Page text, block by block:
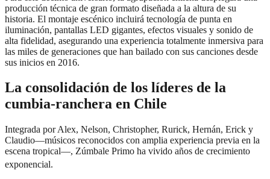
producción técnica de gran formato diseñada a la altura de su
historia. El montaje escénico incluirá tecnología de punta en
iluminación, pantallas LED gigantes, efectos visuales y sonido de
alta fidelidad, asegurando una experiencia totalmente inmersiva para
las miles de generaciones que han bailado con sus canciones desde
sus inicios en 2016.
La consolidación de los líderes de la
cumbia-ranchera en Chile
Integrada por Alex, Nelson, Christopher, Rurick, Hernán, Erick y
Claudio—músicos reconocidos con amplia experiencia previa en la
escena tropical—, Zúmbale Primo ha vivido años de crecimiento
exponencial.